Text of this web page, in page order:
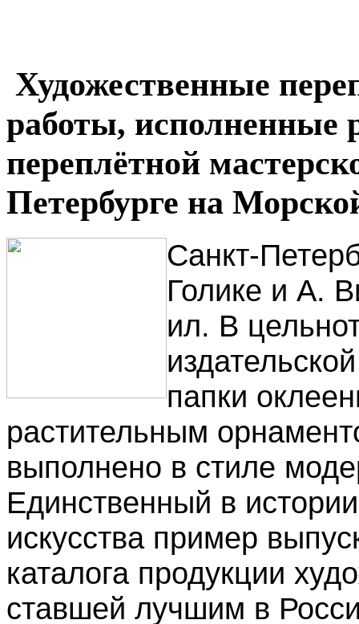
Художественные
работы, исполненные
переплётной
Петербурге на
Санкт-
Голике и А.
ил. В
папки
растительным
выполнено в стиле
Единственный в
искусства пример
каталога продукции
ставшей лучшим в